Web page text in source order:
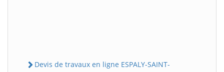
Devis de travaux en ligne ESPALY-SAINT-